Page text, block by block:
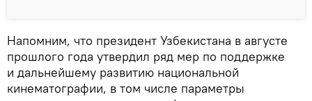
Напомним, что президент Узбекистана в августе
прошлого года утвердил ряд мер по поддержке
и дальнейшему развитию национальной
кинематографии, в том числе параметры